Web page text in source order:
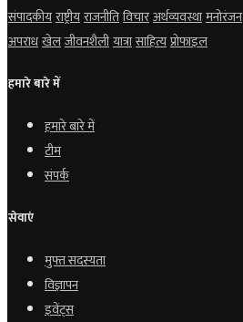
संपादकीयराष्ट्रीयराजनीतिविचारअर्थव्यवस्थामनोरंजन
अपराधखेलजीवनशैलीयात्रासाहित्यप्रोफाइल
हमारे बारे में
हमारे बारे में
टीम
संपर्क
सेवाएं
मुफ्त सदस्यता
विज्ञापन
इवेंट्स